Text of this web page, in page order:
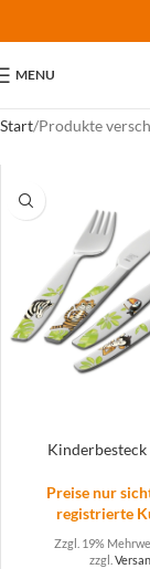
MENU
Start Produkte
Kinderbesteck
Preise nur
registrierte
Zzgl. 19%
zzgl.